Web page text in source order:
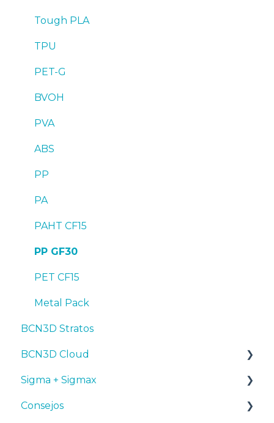
Troubleshooting
Resolución de problemas
Tough PLA
TPU
PET-G
BVOH
PVA
ABS
PP
PA
PAHT CF15
PP GF30
PET CF15
Metal Pack
BCN3D Stratos
BCN3D Cloud
BCN3D Cloud Teams
Sigma + Sigmax
Manuales y descargas
Consejos